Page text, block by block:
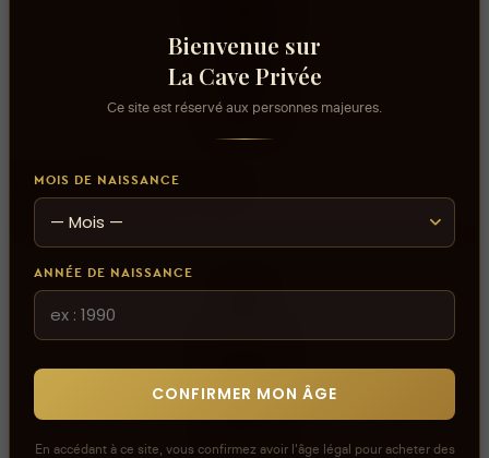
GIN GENEROUS AZUR - 70cl
145,000 DT
Bienvenue sur
La Cave Privée
Ce site est réservé aux personnes majeures.
MOIS DE NAISSANCE
ANNÉE DE NAISSANCE
CONFIRMER MON ÂGE
En accédant à ce site, vous confirmez avoir l'âge légal pour acheter des